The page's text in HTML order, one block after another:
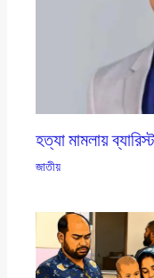
হত্যা মামলায়
জাতীয়